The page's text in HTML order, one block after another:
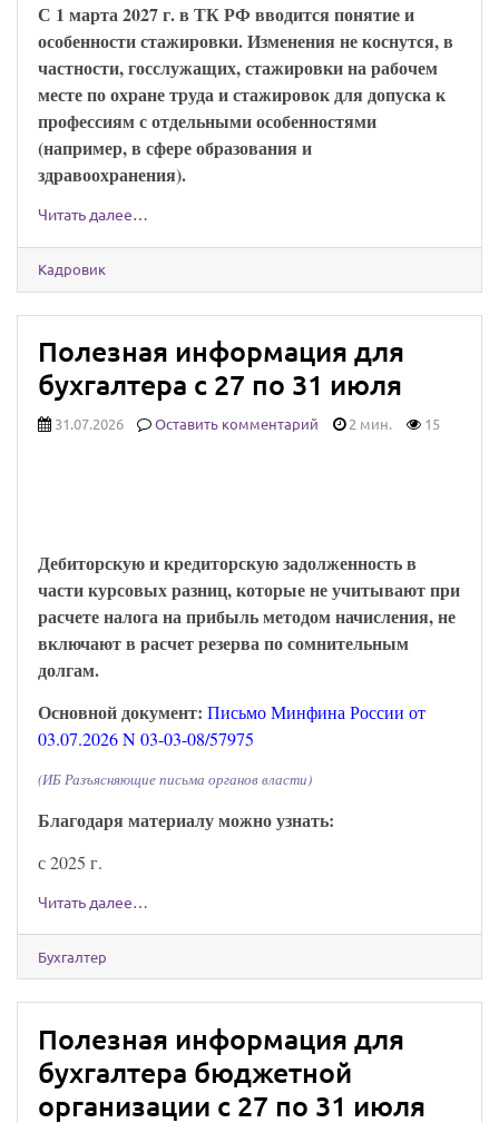
С 1 марта 2027 г. в ТК РФ вводится понятие и
особенности стажировки. Изменения не коснутся, в
частности, госслужащих, стажировки на рабочем
месте по охране труда и стажировок для допуска к
профессиям с отдельными особенностями
(например, в сфере образования и
здравоохранения).
Читать далее…
Кадровик
Полезная информация для
бухгалтера с 27 по 31 июля
31.07.2026 Оставить комментарий 2 мин. 15
Дебиторскую и кредиторскую задолженность в
части курсовых разниц, которые не учитывают при
расчете налога на прибыль методом начисления, не
включают в расчет резерва по сомнительным
долгам.
Основной документ: Письмо Минфина России от
03.07.2026 N 03-03-08/57975
(ИБ Разъясняющие письма органов власти)
Благодаря материалу можно узнать:
с 2025 г.
Читать далее…
Бухгалтер
Полезная информация для
бухгалтера бюджетной
организации с 27 по 31 июля